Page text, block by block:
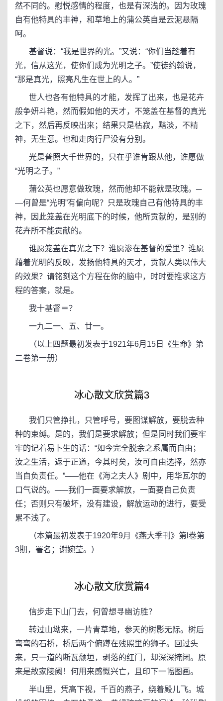
然不同的。慰悦感情的程度，也是有深浅的。因为玫瑰
自有他特具的丰神，和草地上的蒲公英自是云泥悬隔
呵。
基督说：“我是世界的光。”又说：“你们当趁着有
光，信从这光，使你们成为光明之子。”使徒约翰说，
“那是真光，照亮凡生在世上的人。”
世人也各有他特具的才能，发挥了出来，也是花卉
般争妍斗艳，然而假如他的天才，不笼盖在基督的真光
之下，然后再反映出来；结果只是枯寂，黯淡，不精
神，无生意。也和走肉行尸没有分别。
光是普照大千世界的，只在乎谁肯跟从他，谁愿做
“光明之子。”
蒲公英也愿意做玫瑰，然而他却不能就是玫瑰。─
—何曾是“光明”有偏向呢？只是玫瑰自己有他特具的丰
神，因此笼盖在光明底下的时候，他所贡献的，是别的
花卉所不能贡献的。
谁愿笼盖在真光之下？谁愿渗在基督的爱里？谁愿
藉着光明的反映，发扬他特具的天才，贡献人类以伟大
的效果？请铭刻这个方程在你的脑中，时时要推求这方
程的答案，就是。
我十基督＝？
一九二一、五、廿一。
（以上四题最初发表于1921年6月15日《生命》第
二卷第一册）
冰心散文欣赏篇3
我们只管挣扎，只管呼号，要图谋解放，要脱去种
种的束缚。是的，我们是要求解放；但是同时我们要牢
牢的记着易卜生的话：“如今完全脱余之系属而自由；
汝之生活，返于正道，今其时矣，汝可自由选择，然亦
当自负责任。”─—他在《海之夫人》剧中，用华瓦尔的
口气说的。─—我们一面要求解放，一面要自己负责
任；否则只有破坏，没有建设，解放运动的进行，要受
累不浅了。
（本篇最初发表于1920年9月《燕大季刊》第l卷第
3期，署名；谢婉莹。）
冰心散文欣赏篇4
信步走下山门去，何曾想寻幽访胜？
转过山坳来，一片青草地，参天的树影无际。树后
弯弯的石桥，桥后两个俯蹲在残照里的狮子。回过头
来，只一道的断瓦颓垣，剥落的红门，却深深掩闭。原
来是故家陵阙！何用来感慨兴亡，且印下一幅图画。
半山里，凭高下视，千百的燕子，绕着殿儿飞。城